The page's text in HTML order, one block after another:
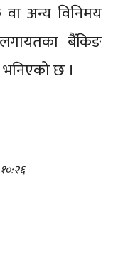
अन्य विनिमय
बैंकिङ
भनिएको छ ।
१०:२६